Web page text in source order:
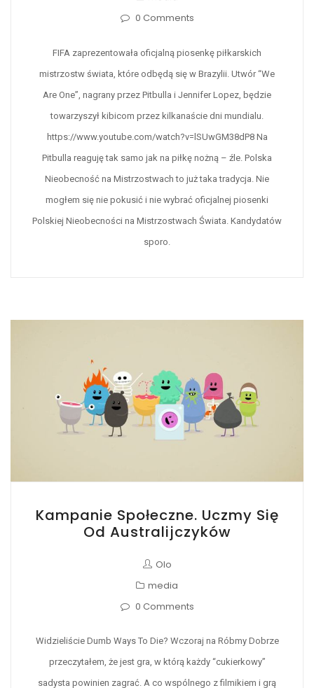
0 Comments
FIFA zaprezentowała oficjalną piosenkę piłkarskich
mistrzostw świata, które odbędą się w Brazylii. Utwór “We
Are One”, nagrany przez Pitbulla i Jennifer Lopez, będzie
towarzyszył kibicom przez kilkanaście dni mundialu.
https://www.youtube.com/watch?v=lSUwGM38dP8 Na
Pitbulla reaguję tak samo jak na piłkę nożną – źle. Polska
Nieobecność na Mistrzostwach to już taka tradycja. Nie
mogłem się nie pokusić i nie wybrać oficjalnej piosenki
Polskiej Nieobecności na Mistrzostwach Świata. Kandydatów
sporo.
Kampanie Społeczne. Uczmy Się
Od Australijczyków
Olo
media
0 Comments
Widzieliście Dumb Ways To Die? Wczoraj na Róbmy Dobrze
przeczytałem, że jest gra, w którą każdy “cukierkowy”
sadysta powinien zagrać. A co wspólnego z filmikiem i grą